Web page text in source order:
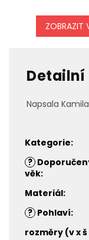
ZOBRAZIT
Napsala
Kategorie:
?
věk:
Materiál:
? Pohlaví:
rozměry (v x š